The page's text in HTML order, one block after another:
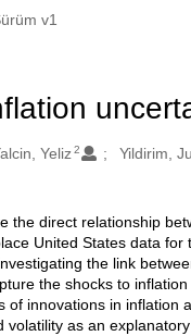
v1
Yeliz 2 Yildirim,
the direct relationship
United States data
the link
the shocks to
of innovations in inflation
volatility as an